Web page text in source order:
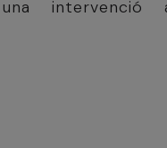
intervenció